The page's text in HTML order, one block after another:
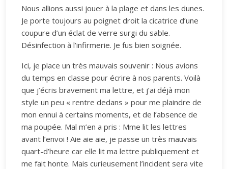
Nous allions aussi jouer à la plage et dans les dunes.
Je porte toujours au poignet droit la cicatrice d’une
coupure d’un éclat de verre surgi du sable.
Désinfection à l’infirmerie. Je fus bien soignée.
Ici, je place un très mauvais souvenir : Nous avions
du temps en classe pour écrire à nos parents. Voilà
que j’écris bravement ma lettre, et j’ai déjà mon
style un peu « rentre dedans » pour me plaindre de
mon ennui à certains moments, et de l’absence de
ma poupée. Mal m’en a pris : Mme lit les lettres
avant l’envoi ! Aie aie aie, je passe un très mauvais
quart-d’heure car elle lit ma lettre publiquement et
me fait honte. Mais curieusement l’incident sera vite